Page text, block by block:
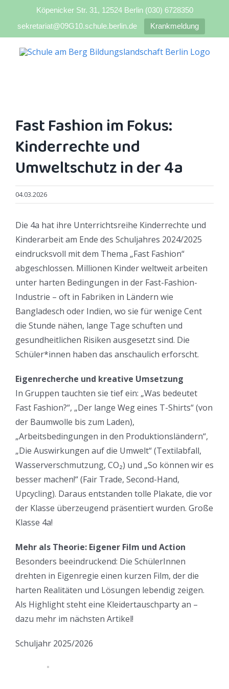
Köpenicker Str. 31, 12524 Berlin (030) 6728350
sekretariat@09G10.schule.berlin.de
Krankmeldung
Inhalt
Fast Fashion im Fokus:
Kinderrechte und
Umweltschutz in der 4a
04.03.2026
Die 4a hat ihre Unterrichtsreihe Kinderrechte und
Kinderarbeit am Ende des Schuljahres 2024/2025
eindrucksvoll mit dem Thema „Fast Fashion“
abgeschlossen. Millionen Kinder weltweit arbeiten
unter harten Bedingungen in der Fast-Fashion-
Industrie – oft in Fabriken in Ländern wie
Bangladesch oder Indien, wo sie für wenige Cent
die Stunde nähen, lange Tage schuften und
gesundheitlichen Risiken ausgesetzt sind. Die
Schüler*innen haben das anschaulich erforscht.
Eigenrecherche und kreative Umsetzung
In Gruppen tauchten sie tief ein: „Was bedeutet
Fast Fashion?“, „Der lange Weg eines T-Shirts“ (von
der Baumwolle bis zum Laden),
„Arbeitsbedingungen in den Produktionsländern“,
„Die Auswirkungen auf die Umwelt“ (Textilabfall,
Wasserverschmutzung, CO₂) und „So können wir es
besser machen!“ (Fair Trade, Second-Hand,
Upcycling). Daraus entstanden tolle Plakate, die vor
der Klasse überzeugend präsentiert wurden. Große
Klasse 4a!
Mehr als Theorie: Eigener Film und Action
Besonders beeindruckend: Die SchülerInnen
drehten in Eigenregie einen kurzen Film, der die
harten Realitäten und Lösungen lebendig zeigen.
Als Highlight steht eine Kleidertauschparty an –
dazu mehr im nächsten Artikel!
Schuljahr 2025/2026